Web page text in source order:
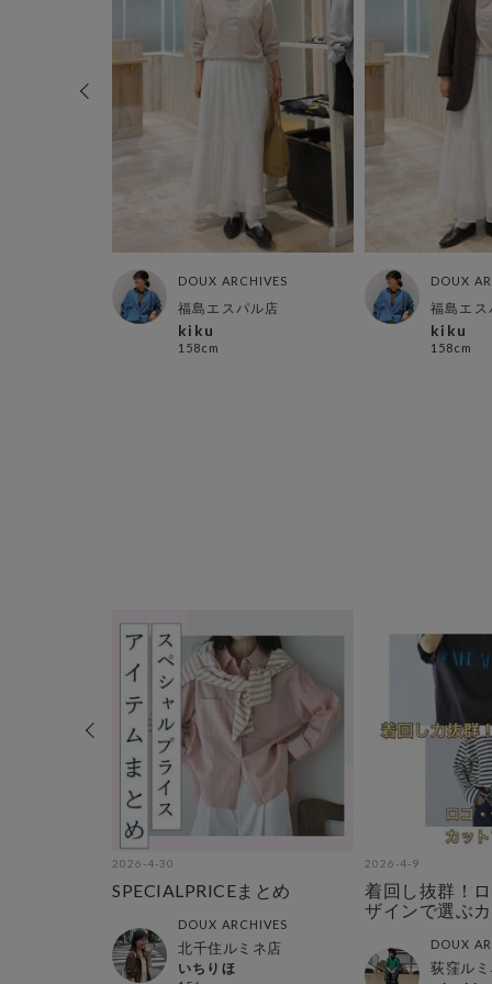
DOUX ARCHIVES
福島エスパル店
kiku
158cm
DOUX
福島エス
kiku
158cm
2026-4-30
SPECIALPRICEまとめ
DOUX ARCHIVES
北千住ルミネ店
いちりほ
2026-4-9
着回し抜群！
ザインで選ぶ
DOUX
荻窪ル